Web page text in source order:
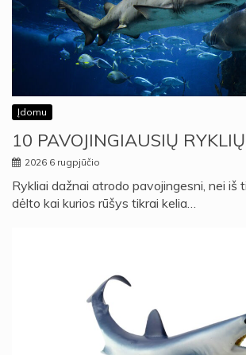
Įdomu
10 PAVOJINGIAUSIŲ RYKLIŲ
2026 6 rugpjūčio
Rykliai dažnai atrodo pavojingesni, nei iš
dėlto kai kurios rūšys tikrai kelia…